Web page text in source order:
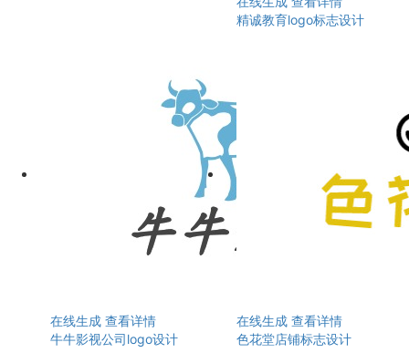
精诚教育logo标志设计
在线生成 查看详情
牛牛影视公司logo设计
在线生成 查看详情
色花堂店铺标志设计